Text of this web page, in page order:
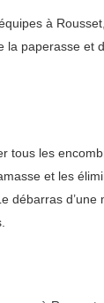
à
paperasse
les
et les